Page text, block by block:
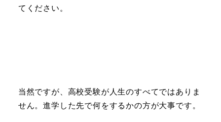
てください。
当然ですが、高校受験が人生のすべてではありま
せん。進学した先で何をするかの方が大事です。